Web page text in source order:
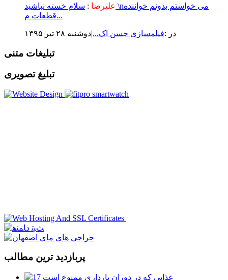
علیرضا : سلام خسته نباشید \nمی خواستم بدونم خواننده
قطعات م...
در :فیلمسازی حسن اک...|دوشنبه ۲۸ تير ۱۳۹۵
تبلیغات متنی
تبلیغ تصویری
پربازدید ترین مطالب